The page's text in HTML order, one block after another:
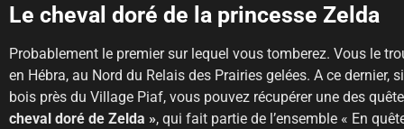
Le cheval doré de la princesse Zelda
Probablement le premier sur lequel vous tomberez. Vous le
en Hébra, au Nord du Relais des Prairies gelées. A ce dernier,
bois près du Village Piaf, vous pouvez récupérer une des
cheval doré de Zelda », qui fait partie de l’ensemble « En